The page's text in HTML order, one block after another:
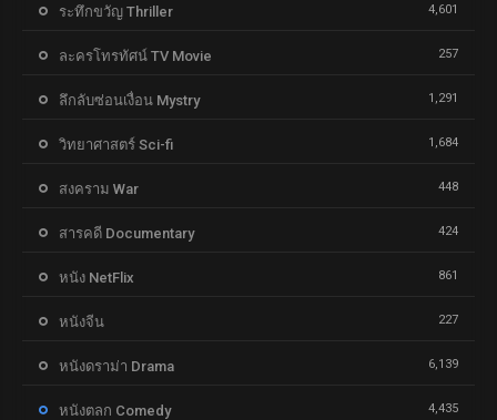
ระทึกขวัญ Thriller 4,601
ละครโทรทัศน์ TV Movie 257
ลึกลับซ่อนเงื่อน Mystry 1,291
วิทยาศาสตร์ Sci-fi 1,684
สงคราม War 448
สารคดี Documentary 424
หนัง NetFlix 861
หนังจีน 227
หนังดราม่า Drama 6,139
หนังตลก Comedy 4,435